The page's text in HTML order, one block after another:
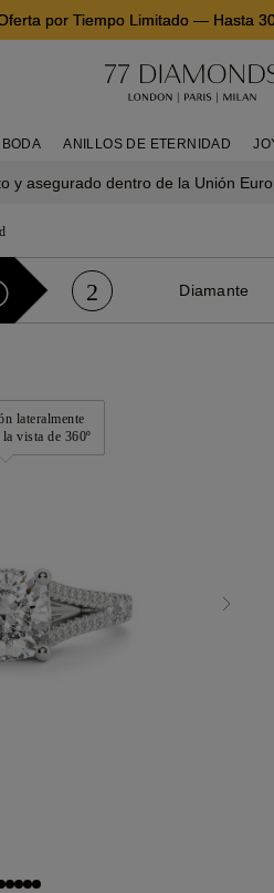
por Tiempo Limitado— Hasta
ANILLOS DE ETERNIDAD
y asegurado dentro de la Unión
2 Diamante
lateralmente
vista de 360º